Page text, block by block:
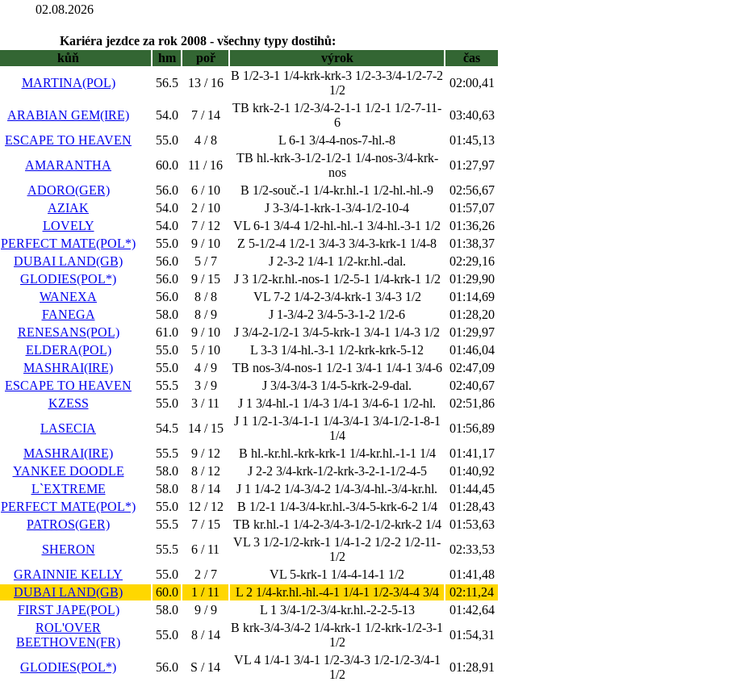
02.08.2026
Kariéra jezdce za rok 2008 - všechny typy dostihů:
kůň hm poř výrok
čas
MARTINA(POL) 56.5 13 / 16
B 1/2-3-1 1/4-krk-krk-3 1/2-3-3/4-1/2-7-2
1/2
02:00,41
ARABIAN GEM(IRE) 54.0 7 / 14
TB krk-2-1 1/2-3/4-2-1-1 1/2-1 1/2-7-11-
6
03:40,63
ESCAPE TO HEAVEN 55.0 4 / 8 L 6-1 3/4-4-nos-7-hl.-8
01:45,13
AMARANTHA 60.0 11 / 16
TB hl.-krk-3-1/2-1/2-1 1/4-nos-3/4-krk-
nos
01:27,97
ADORO(GER) 56.0 6 / 10 B 1/2-souč.-1 1/4-kr.hl.-1 1/2-hl.-hl.-9
02:56,67
AZIAK 54.0 2 / 10 J 3-3/4-1-krk-1-3/4-1/2-10-4
01:57,07
LOVELY 54.0 7 / 12 VL 6-1 3/4-4 1/2-hl.-hl.-1 3/4-hl.-3-1 1/2
01:36,26
PERFECT MATE(POL*) 55.0 9 / 10 Z 5-1/2-4 1/2-1 3/4-3 3/4-3-krk-1 1/4-8
01:38,37
DUBAI LAND(GB) 56.0 5 / 7 J 2-3-2 1/4-1 1/2-kr.hl.-dal.
02:29,16
GLODIES(POL*) 56.0 9 / 15 J 3 1/2-kr.hl.-nos-1 1/2-5-1 1/4-krk-1 1/2
01:29,90
WANEXA 56.0 8 / 8 VL 7-2 1/4-2-3/4-krk-1 3/4-3 1/2
01:14,69
FANEGA 58.0 8 / 9 J 1-3/4-2 3/4-5-3-1-2 1/2-6
01:28,20
RENESANS(POL) 61.0 9 / 10 J 3/4-2-1/2-1 3/4-5-krk-1 3/4-1 1/4-3 1/2
01:29,97
ELDERA(POL) 55.0 5 / 10 L 3-3 1/4-hl.-3-1 1/2-krk-krk-5-12
01:46,04
MASHRAI(IRE) 55.0 4 / 9 TB nos-3/4-nos-1 1/2-1 3/4-1 1/4-1 3/4-6 02:47,09
ESCAPE TO HEAVEN 55.5 3 / 9 J 3/4-3/4-3 1/4-5-krk-2-9-dal.
02:40,67
KZESS 55.0 3 / 11 J 1 3/4-hl.-1 1/4-3 1/4-1 3/4-6-1 1/2-hl.
02:51,86
LASECIA 54.5 14 / 15
J 1 1/2-1-3/4-1-1 1/4-3/4-1 3/4-1/2-1-8-1
1/4
01:56,89
MASHRAI(IRE) 55.5 9 / 12 B hl.-kr.hl.-krk-krk-1 1/4-kr.hl.-1-1 1/4
01:41,17
YANKEE DOODLE 58.0 8 / 12 J 2-2 3/4-krk-1/2-krk-3-2-1-1/2-4-5
01:40,92
L`EXTREME 58.0 8 / 14 J 1 1/4-2 1/4-3/4-2 1/4-3/4-hl.-3/4-kr.hl.
01:44,45
PERFECT MATE(POL*) 55.0 12 / 12 B 1/2-1 1/4-3/4-kr.hl.-3/4-5-krk-6-2 1/4
01:28,43
PATROS(GER) 55.5 7 / 15 TB kr.hl.-1 1/4-2-3/4-3-1/2-1/2-krk-2 1/4
01:53,63
SHERON 55.5 6 / 11
VL 3 1/2-1/2-krk-1 1/4-1-2 1/2-2 1/2-11-
1/2
02:33,53
GRAINNIE KELLY 55.0 2 / 7 VL 5-krk-1 1/4-4-14-1 1/2
01:41,48
DUBAI LAND(GB) 60.0 1 / 11 L 2 1/4-kr.hl.-hl.-4-1 1/4-1 1/2-3/4-4 3/4
02:11,24
FIRST JAPE(POL) 58.0 9 / 9 L 1 3/4-1/2-3/4-kr.hl.-2-2-5-13
01:42,64
ROL'OVER
BEETHOVEN(FR)
55.0 8 / 14
B krk-3/4-3/4-2 1/4-krk-1 1/2-krk-1/2-3-1
1/2
01:54,31
GLODIES(POL*) 56.0 S / 14
VL 4 1/4-1 3/4-1 1/2-3/4-3 1/2-1/2-3/4-1
1/2
01:28,91